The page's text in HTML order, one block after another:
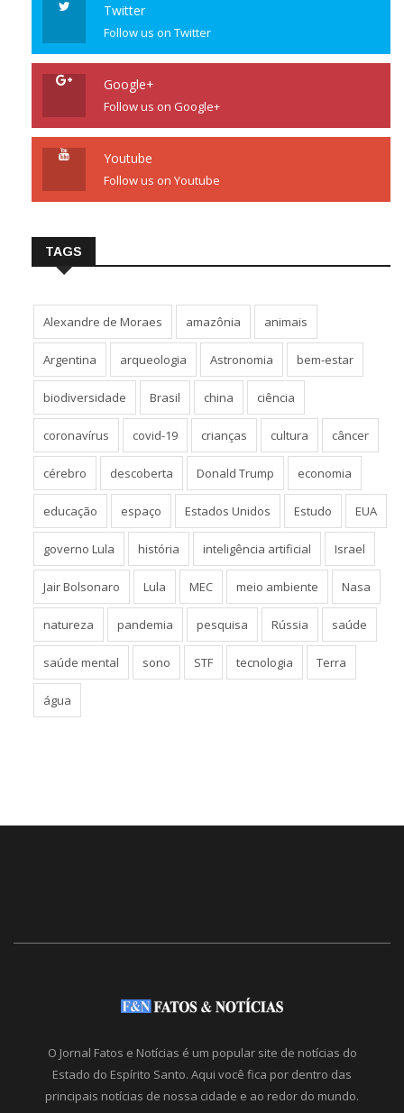
Twitter
Follow us on Twitter
Google+
Follow us on Google+
Youtube
Follow us on Youtube
TAGS
Alexandre de Moraes amazônia animais
Argentina arqueologia Astronomia bem-estar
biodiversidade Brasil china ciência
coronavírus covid-19 crianças cultura câncer
cérebro descoberta Donald Trump economia
educação espaço Estados Unidos Estudo EUA
governo Lula história inteligência artificial Israel
Jair Bolsonaro Lula MEC meio ambiente Nasa
natureza pandemia pesquisa Rússia saúde
saúde mental sono STF tecnologia Terra
água
O Jornal Fatos e Notícias é um popular site de notícias do
Estado do Espírito Santo. Aqui você fica por dentro das
principais notícias de nossa cidade e ao redor do mundo.